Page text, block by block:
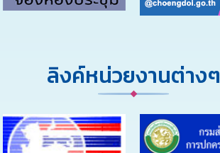
ลิงค์หน่วยงานต่างๆ